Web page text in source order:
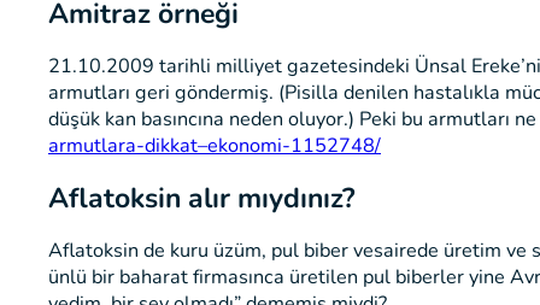
Amitraz örneği
21.10.2009 tarihli milliyet gazetesindeki Ünsal
armutları geri göndermiş. (Pisilla denilen hastalıkla
düşük kan basıncına neden oluyor.) Peki bu armutları
armutlara-dikkat–ekonomi-1152748/
Aflatoksin alır mıydınız?
Aflatoksin de kuru üzüm, pul biber vesairede üretim ve
ünlü bir baharat firmasınca üretilen pul biberler yine